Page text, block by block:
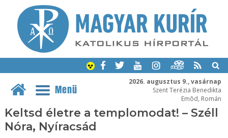
2026. augusztus 9., vasárnap
Szent Terézia Benedikta
Emõd, Román
Menü
Keltsd életre a templomodat! – Széll
Nóra, Nyíracsád